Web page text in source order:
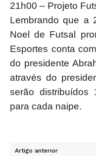
21h00 – Projeto
Lembrando que a
Noel de Futsal
Esportes conta
do presidente
através do
serão
para cada naipe.
Artigo anterior